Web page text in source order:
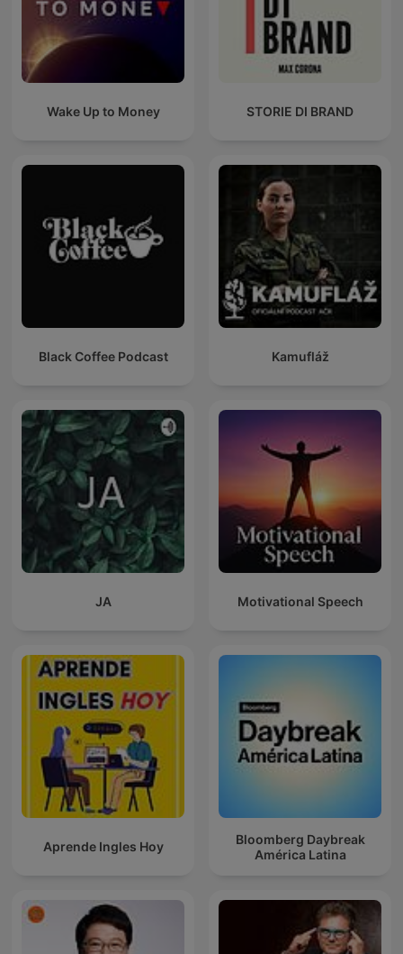
Wake Up to Money STORIE DI BRAND
Black Coffee Podcast Kamufláž
JA Motivational Speech
Aprende Ingles Hoy
Bloomberg Daybreak
América Latina